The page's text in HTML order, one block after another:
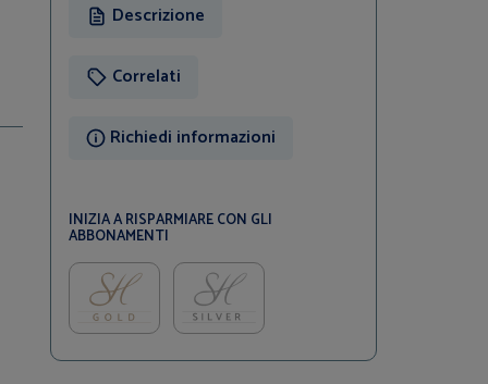
Descrizione
Correlati
Richiedi informazioni
INIZIA A RISPARMIARE CON GLI
ABBONAMENTI